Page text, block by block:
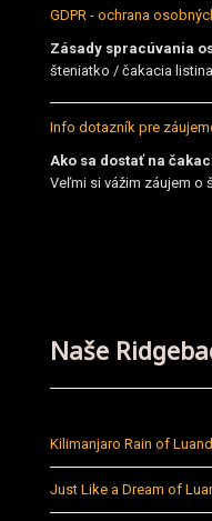
GDPR - ochrana
Zásady spracúvania
šteniatko / čakacia
Info dotazník pre
Ako sa dostať na
Veľmi si vážim záujem o
Naše
Kilimanjaro Rain of
Just Like a Dream of